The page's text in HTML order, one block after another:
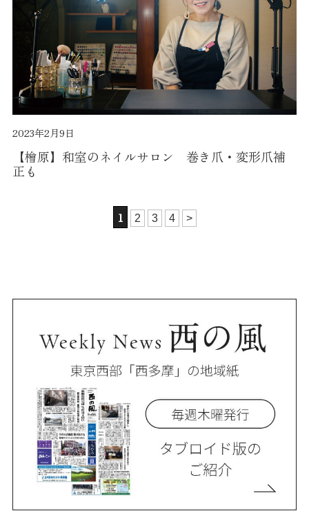
2023年2月9日
【檜原】和室のネイルサロン 巻き爪・変形爪補
正も
1 2 3 4 >